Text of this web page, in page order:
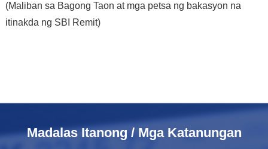
(Maliban sa Bagong Taon at mga petsa ng bakasyon na
itinakda ng SBI Remit)
Madalas Itanong / Mga Katanungan